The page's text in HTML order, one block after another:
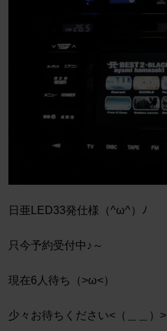
日亜LED33発仕様（^ω^）ﾉ
只今予約受付中♪～
現在6人待ち（>ω<）
少々お待ちください<（＿＿）>